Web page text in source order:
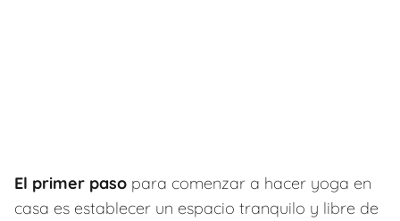
El primer paso para comenzar a hacer yoga en
casa es establecer un espacio tranquilo y libre de